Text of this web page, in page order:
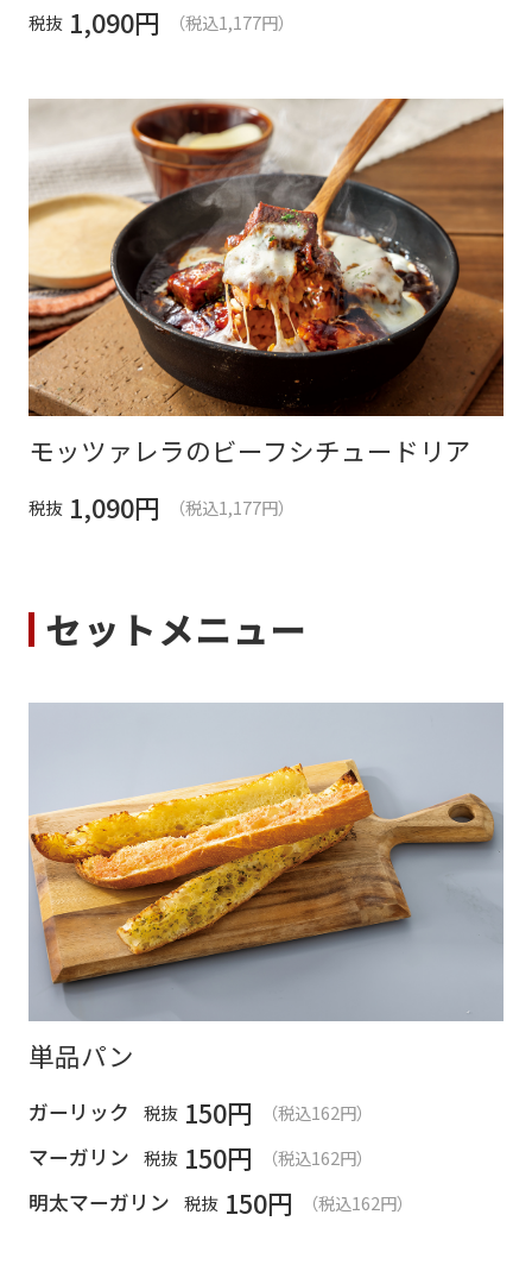
税抜 1,090円 （税込1,177円）
モッツァレラのビーフシチュードリア
税抜 1,090円 （税込1,177円）
セットメニュー
単品パン
ガーリック 税抜 150円 （税込162円）
マーガリン 税抜 150円 （税込162円）
明太マーガリン 税抜 150円 （税込162円）